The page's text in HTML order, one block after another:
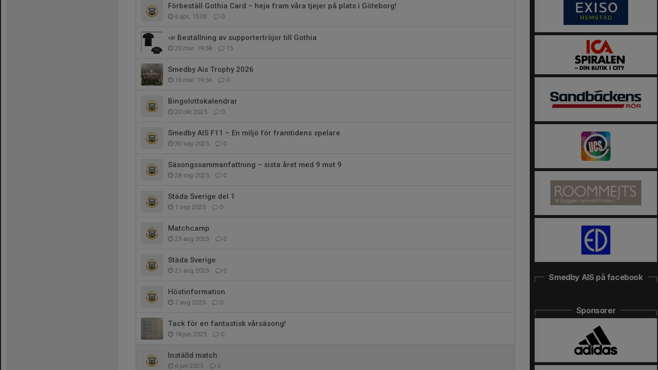
Förbeställ Gothia Card – heja fram våra tjejer på plats i Göteborg!
6 apr, 15:03 0
📣 Beställning av supportertröjor till Gothia
20 mar, 19:58 15
Smedby Ais Trophy 2026
15 mar, 19:56 0
Bingolottokalendrar
20 okt 2025 0
Smedby AIS F11 – En miljö för framtidens spelare
30 sep 2025 0
Säsongssammanfattning – sista året med 9 mot 9
28 sep 2025 0
Städa Sverige del 1
1 sep 2025 0
Matchcamp
25 aug 2025 0
Städa Sverige
21 aug 2025 0
Höstinformation
7 aug 2025 0
Tack för en fantastisk vårsäsong!
18 jun 2025 0
Inställd match
6 jun 2025 0
Smedby AIS på facebook
Sponsorer